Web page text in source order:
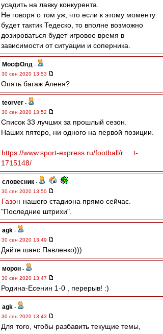
усадить на лавку конкурента.
Не говоря о том уж, что если к этому моменту
будет тактик Тедеско, то вполне возможно
дозироваться будет игровое время в
зависимости от ситуации и соперника.
МосфОлд -
30 сен 2020 13:53
Опять багаж Аленя?
teorver -
30 сен 2020 13:52
Список 33 лучших за прошлый сезон.
Наших пятеро, ни одного на первой позиции.
https://www.sport-express.ru/football/r ... t-
1715148/
словесник -
30 сен 2020 13:50
Газон нашего стадиона прямо сейчас.
"Последние штрихи".
agk -
30 сен 2020 13:49
Дайте шанс Павленко)))
морон -
30 сен 2020 13:47
Родина-Есенин 1-0 , перерыв! :)
agk -
30 сен 2020 13:43
Для того, чтобы разбавить текущие темы,